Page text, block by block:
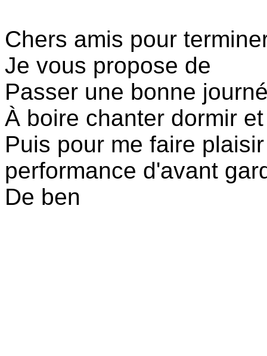
Chers amis pour
Je vous propose de
Passer une bonne
À boire chanter dormir
Puis pour me faire
performance d'avant
De ben